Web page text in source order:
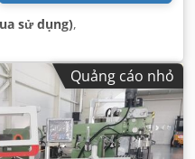
sử dụng),
Quảng cáo nhỏ